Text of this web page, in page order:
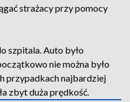
strażacy przy pomocy
szpitala. Auto było
nie można było
przypadkach najbardziej
zbyt duża prędkość.